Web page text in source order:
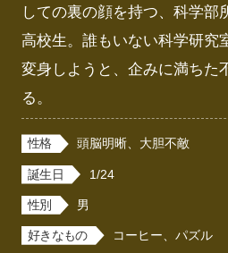
しての裏の顔を持つ、科学部
高校生。誰もいない科学研究
変身しようと、企みに満ちた
る。
性格 頭脳明晰、大胆不敵
誕生日 1/24
性別 男
好きなもの コーヒー、パズル